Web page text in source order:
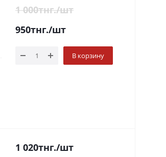
1 000тнг./шт
950тнг./шт
В корзину
1 020тнг./шт